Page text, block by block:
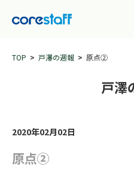
TOP 戸澤の週報 原点②
戸澤
2020年02月02日
原点②